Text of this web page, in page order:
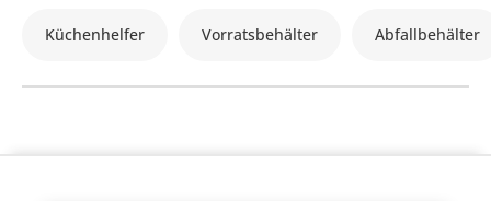
Küchenhelfer Vorratsbehälter Abfallbehälter